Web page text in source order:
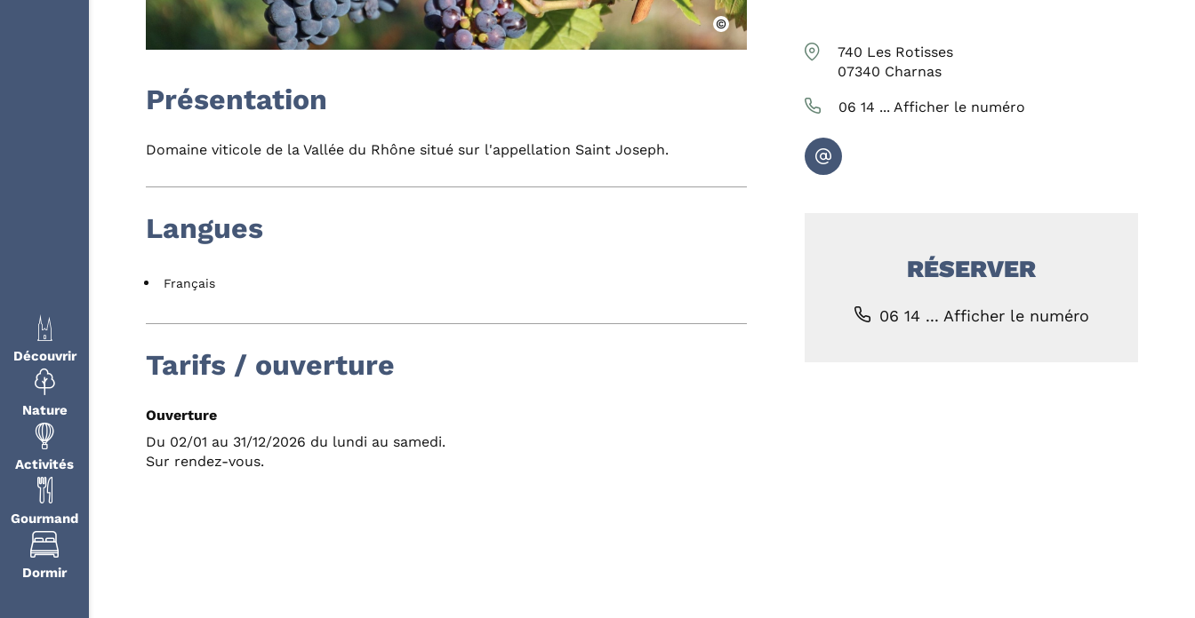
Découvrir
Nature
Activités
Gourmand
Dormir
Présentation
Domaine viticole de la Vallée du Rhône situé sur l'appellation Saint Joseph.
Langues
Français
Tarifs / ouverture
Ouverture
Du 02/01 au 31/12/2026 du lundi au samedi.
Sur rendez-vous.
740 Les Rotisses
07340 Charnas
06 14 ... Afficher le numéro
RÉSERVER
06 14 ... Afficher le numéro